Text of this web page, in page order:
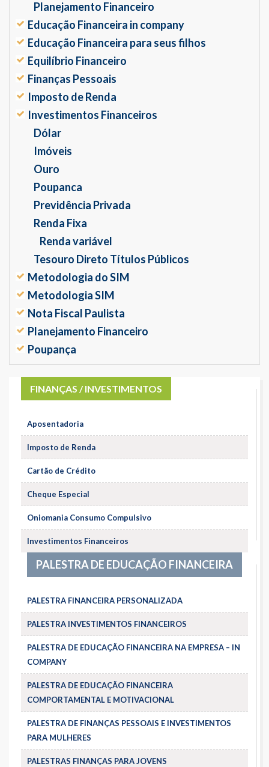
Planejamento Financeiro
Educação Financeira in company
Educação Financeira para seus filhos
Equilíbrio Financeiro
Finanças Pessoais
Imposto de Renda
Investimentos Financeiros
Dólar
Imóveis
Ouro
Poupanca
Previdência Privada
Renda Fixa
Renda variável
Tesouro Direto Títulos Públicos
Metodologia do SIM
Metodologia SIM
Nota Fiscal Paulista
Planejamento Financeiro
Poupança
FINANÇAS / INVESTIMENTOS
Aposentadoria
Imposto de Renda
Cartão de Crédito
Cheque Especial
Oniomania Consumo Compulsivo
Investimentos Financeiros
PALESTRA DE EDUCAÇÃO FINANCEIRA
PALESTRA FINANCEIRA PERSONALIZADA
PALESTRA INVESTIMENTOS FINANCEIROS
PALESTRA DE EDUCAÇÃO FINANCEIRA NA EMPRESA – IN
COMPANY
PALESTRA DE EDUCAÇÃO FINANCEIRA
COMPORTAMENTAL E MOTIVACIONAL
PALESTRA DE FINANÇAS PESSOAIS E INVESTIMENTOS
PARA MULHERES
PALESTRAS FINANÇAS PARA JOVENS